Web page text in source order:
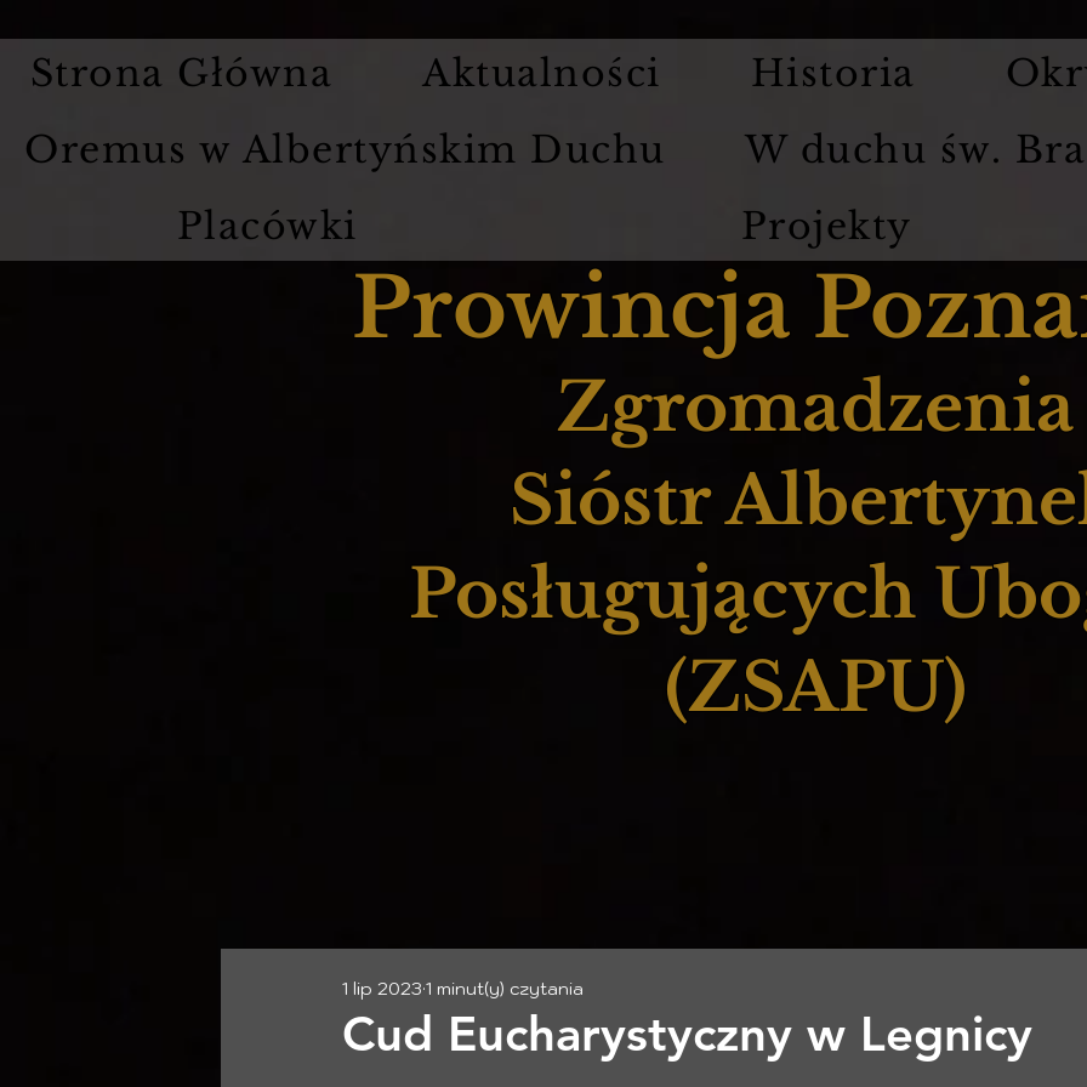
Strona Główna Aktualności Historia
Oremus w Albertyńskim Duchu
W duchu św.
Placówki
Projekty
Prowincja
Zgromadzenia
Sióstr
Posługujących
(ZSAPU)
Cud Eucharystyczny w Legnicy
1 lip 2023 1 minut(y) czytania